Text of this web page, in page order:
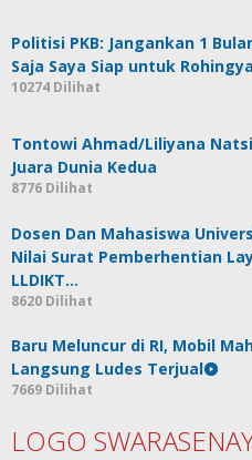
Politisi PKB: Jangankan 1
Saja Saya Siap untuk Rohingya
10274 Dilihat
Tontowi Ahmad/Liliyana
Juara Dunia Kedua
8776 Dilihat
Dosen Dan Mahasiswa
Nilai Surat Pemberhentian
LLDIKT…
8620 Dilihat
Baru Meluncur di RI, Mobil
Langsung Ludes Terjual
7669 Dilihat
LOGO